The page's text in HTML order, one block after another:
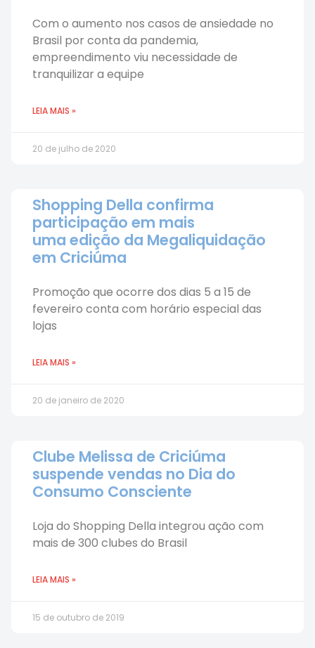
Com o aumento nos casos de ansiedade no
Brasil por conta da pandemia,
empreendimento viu necessidade de
tranquilizar a equipe
LEIA MAIS »
20 de julho de 2020
Shopping Della confirma
participação em mais
uma edição da Megaliquidação
em Criciúma
Promoção que ocorre dos dias 5 a 15 de
fevereiro conta com horário especial das
lojas
LEIA MAIS »
20 de janeiro de 2020
Clube Melissa de Criciúma
suspende vendas no Dia do
Consumo Consciente
Loja do Shopping Della integrou ação com
mais de 300 clubes do Brasil
LEIA MAIS »
15 de outubro de 2019